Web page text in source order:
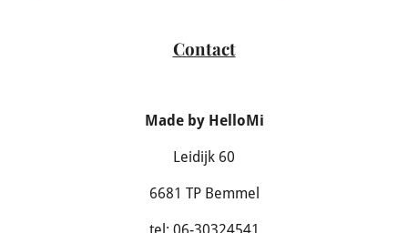
Contact
Made by HelloMi
Leidijk 60
6681 TP Bemmel